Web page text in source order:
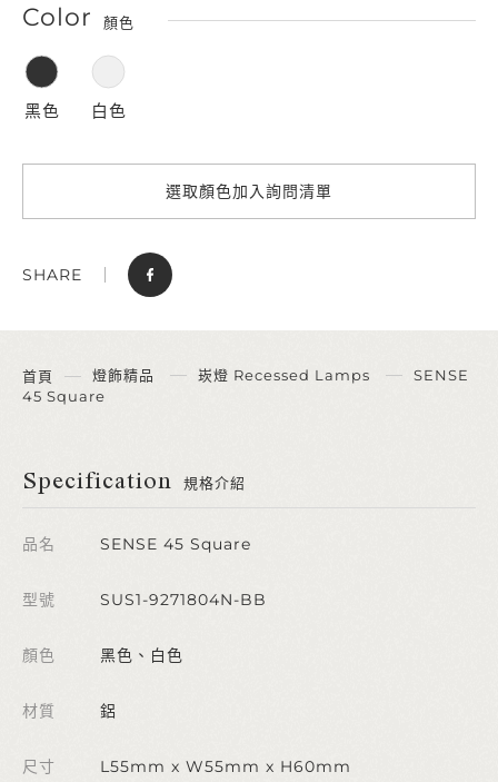
Color 顏色
黑色 白色
選取顏色加入詢問清單
SHARE
首頁 燈飾精品 崁燈 Recessed Lamps
SENSE
45 Square
Specification 規格介紹
品名 SENSE 45 Square
型號 SUS1-9271804N-BB
顏色 黑色、白色
材質 鋁
尺寸
L55mm x W55mm x H60mm